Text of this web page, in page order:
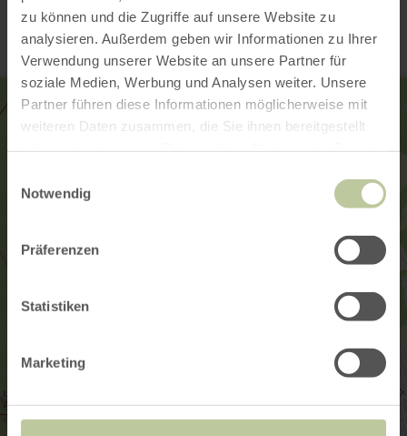
zu können und die Zugriffe auf unsere Website zu
analysieren. Außerdem geben wir Informationen zu Ihrer
Verwendung unserer Website an unsere Partner für
soziale Medien, Werbung und Analysen weiter. Unsere
Partner führen diese Informationen möglicherweise mit
weiteren Daten zusammen, die Sie ihnen bereitgestellt
Notwendig
Präferenzen
Statistiken
Marketing